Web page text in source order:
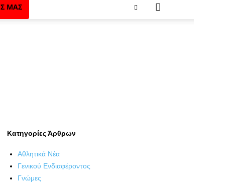
ΜΑΣ
Κατηγορίες Άρθρων
Αθλητικά Νέα
Γενικού Ενδιαφέροντος
Γνώμες